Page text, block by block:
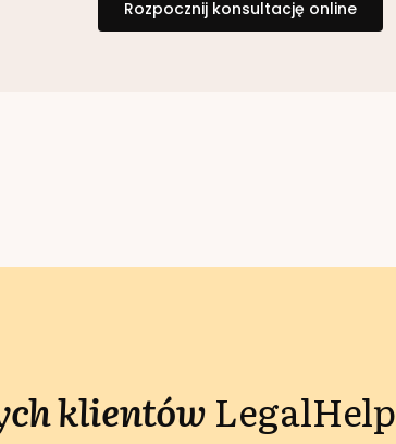
Rozpocznij konsultację online
klientów LegalHelp